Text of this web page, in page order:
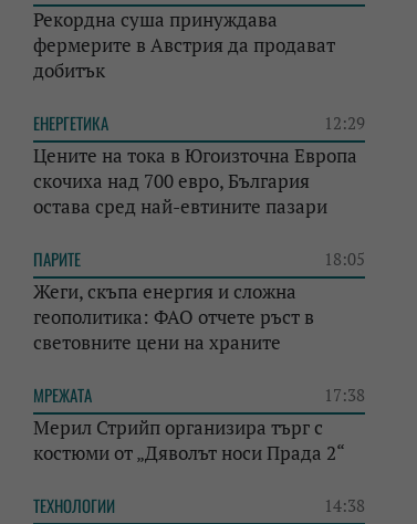
Рекордна суша принуждава
фермерите в Австрия да продават
добитък
ЕНЕРГЕТИКА 12:29
Цените на тока в Югоизточна Европа
скочиха над 700 евро, България
остава сред най-евтините пазари
ПАРИТЕ 18:05
Жеги, скъпа енергия и сложна
геополитика: ФАО отчете ръст в
световните цени на храните
МРЕЖАТА 17:38
Мерил Стрийп организира търг с
костюми от „Дяволът носи Прада 2“
ТЕХНОЛОГИИ 14:38